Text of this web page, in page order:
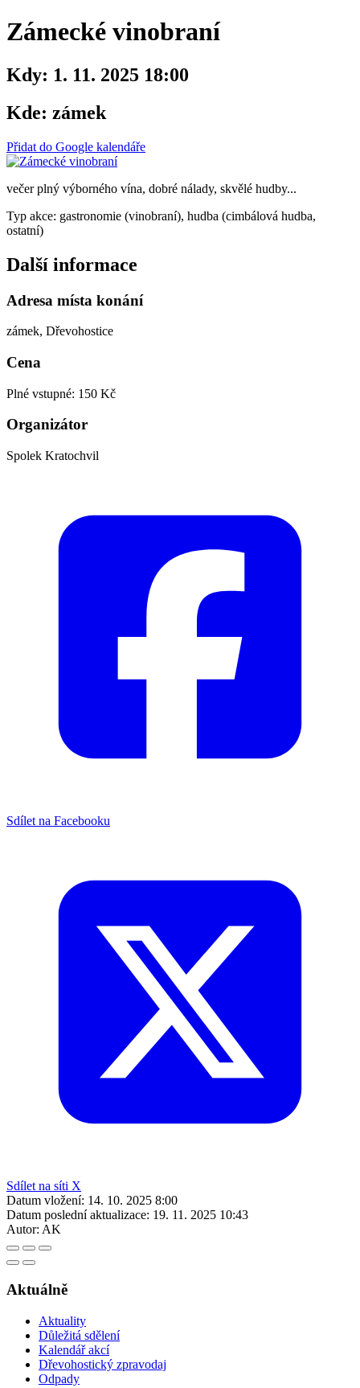
Zámecké vinobraní
Kdy: 1. 11. 2025 18:00
Kde: zámek
Přidat do Google kalendáře
večer plný výborného vína, dobré nálady, skvělé hudby...
Typ akce: gastronomie (vinobraní), hudba (cimbálová hudba,
ostatní)
Další informace
Adresa místa konání
zámek, Dřevohostice
Cena
Plné vstupné: 150 Kč
Organizátor
Spolek Kratochvil
Sdílet na Facebooku
Sdílet na síti X
Datum vložení: 14. 10. 2025 8:00
Datum poslední aktualizace: 19. 11. 2025 10:43
Autor: AK
Aktuálně
Aktuality
Důležitá sdělení
Kalendář akcí
Dřevohostický zpravodaj
Odpady